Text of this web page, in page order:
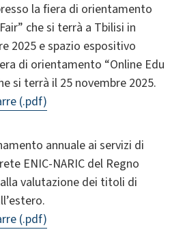
la fiera di orientamento
che si terrà a Tbilisi in
2025 e spazio espositivo
di orientamento “Online Edu
si terrà il 25 novembre 2025.
(.pdf)
annuale ai servizi di
ENIC-NARIC del Regno
valutazione dei titoli di
(.pdf)